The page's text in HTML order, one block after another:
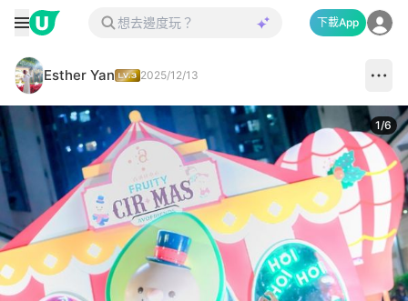
下載App
Esther Yan 2025/12/13
1/6